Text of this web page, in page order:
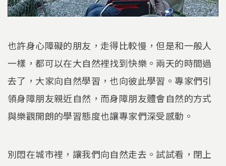
也許身心障礙的朋友，走得比較慢，但是和一般人
一樣，都可以在大自然裡找到快樂。兩天的時間過
去了，大家向自然學習，也向彼此學習。專家們引
領身障朋友親近自然，而身障朋友體會自然的方式
與樂觀開朗的學習態度也讓專家們深受感動。
別悶在城市裡，讓我們向自然走去。試試看，閉上